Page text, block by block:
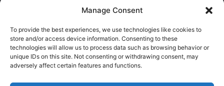
Manage Consent
To provide the best experiences, we use technologies like cookies to
store and/or access device information. Consenting to these
technologies will allow us to process data such as browsing behavior or
unique IDs on this site. Not consenting or withdrawing consent, may
adversely affect certain features and functions.